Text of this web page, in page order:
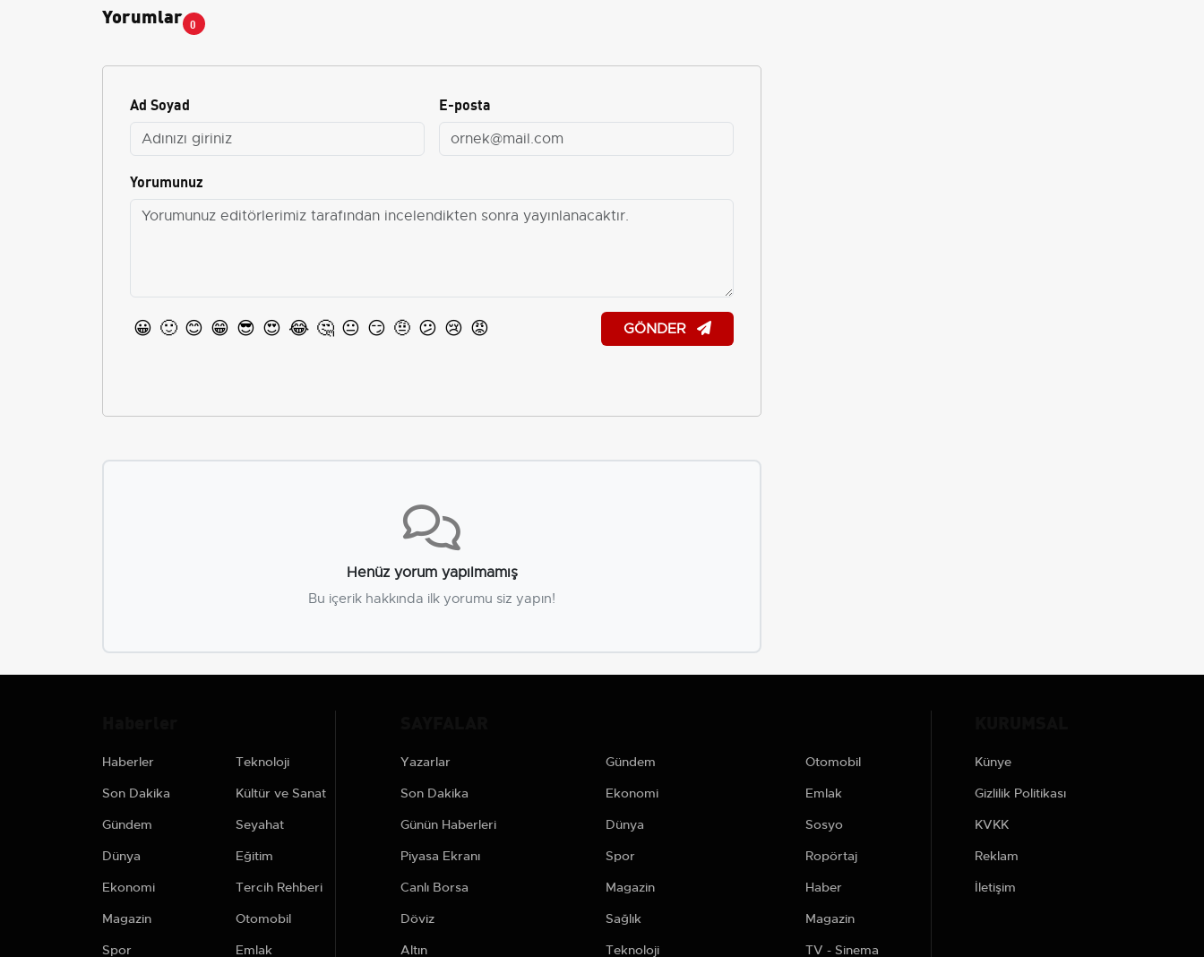
Yorumlar 0
Ad Soyad E-posta
Yorumunuz
😀 🙂 😊 😁 😎 😍 😂 🤔 😐 😏 🤨 😕 😢 😡 GÖNDER
Henüz yorum yapılmamış
Bu içerik hakkında ilk yorumu siz yapın!
Haberler
Son Dakika
Gündem
Dünya
Ekonomi
Magazin
Spor
Teknoloji
Kültür ve Sanat
Seyahat
Eğitim
Tercih Rehberi
Otomobil
Emlak
Yazarlar
Son Dakika
Günün Haberleri
Piyasa Ekranı
Canlı Borsa
Döviz
Altın
Gündem
Ekonomi
Dünya
Spor
Magazin
Sağlık
Teknoloji
Otomobil
Emlak
Sosyo
Ropörtaj
Haber
Magazin
TV - Sinema
Künye
Gizlilik Politikası
KVKK
Reklam
İletişim